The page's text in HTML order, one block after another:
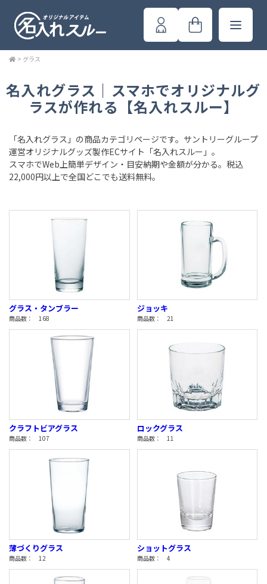
> グラス
名入れグラス｜スマホでオリジナルグ
ラスが作れる【名入れスルー】
「名入れグラス」の商品カテゴリページです。サントリーグループ
運営オリジナルグッズ製作ECサイト「名入れスルー」。
スマホでWeb上簡単デザイン・目安納期や金額が分かる。税込
22,000円以上で全国どこでも送料無料。
グラス・タンブラー
商品数： 168
ジョッキ
商品数： 21
クラフトビアグラス
商品数： 107
ロックグラス
商品数： 11
薄づくりグラス
商品数： 12
ショットグラス
商品数： 4